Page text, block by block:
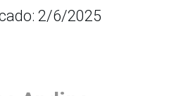
2/6/2025